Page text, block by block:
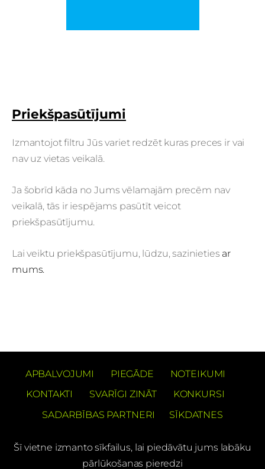
Priekšpasūtījumi
Izmantojot filtru Jūs variet redzēt kuras preces ir vai
nav uz vietas veikalā.
Ja šobrīd kāda no Jums vēlamajām precēm nav
veikalā, tās ir iespējams pasūtīt veicot
priekšpasūtījumu.
Lai veiktu priekšpasūtījumu, lūdzu, sazinieties ar
mums.
APBALVOJUMI PIEGĀDE
NOTEIKUMI
KONTAKTI
SVARĪGI ZINĀT
KONKURSI
SADARBĪBAS PARTNERI
SĪKDATNES
Šī vietne izmanto sīkfailus, lai piedāvātu jums labāku
pārlūkošanas pieredzi